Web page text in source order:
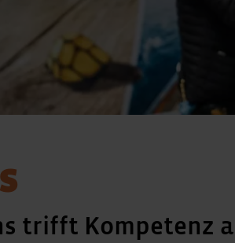
trifft Kompetenz